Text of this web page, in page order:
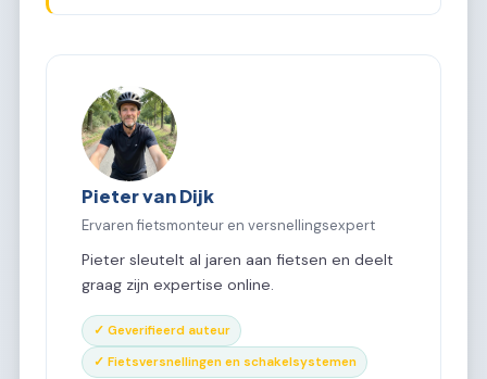
Pieter van Dijk
Ervaren fietsmonteur en versnellingsexpert
Pieter sleutelt al jaren aan fietsen en deelt
graag zijn expertise online.
✓ Geverifieerd auteur
✓ Fietsversnellingen en schakelsystemen